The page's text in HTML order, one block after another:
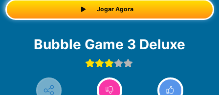
Jogar Agora
Bubble Game 3 Deluxe